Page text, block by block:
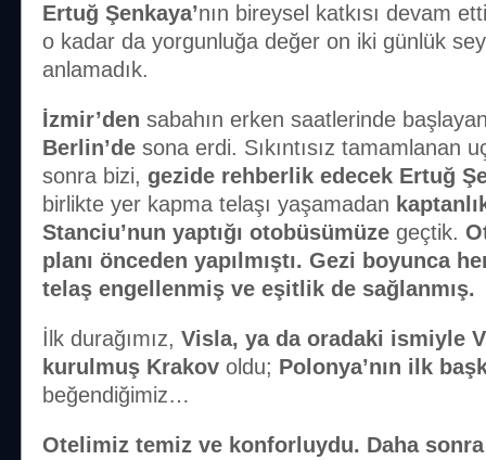
Ertuğ Şenkaya’nın bireysel katkısı devam
o kadar da yorgunluğa değer on iki günlük
anlamadık.
İzmir’den sabahın erken saatlerinde
Berlin’de sona erdi. Sıkıntısız tamamlanan
sonra bizi, gezide rehberlik edecek Ertuğ
birlikte yer kapma telaşı yaşamadan
Stanciu’nun yaptığı otobüsümüze geçtik.
planı önceden yapılmıştı. Gezi boyunca
telaş engellenmiş ve eşitlik de sağlanmış.
İlk durağımız, Visla, ya da oradaki ismiyle
kurulmuş Krakov oldu; Polonya’nın ilk
beğendiğimiz…
Otelimiz temiz ve konforluydu. Daha sonra